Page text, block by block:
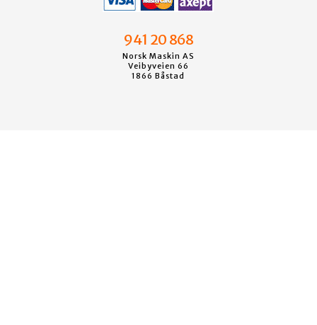
941 20 868
Norsk Maskin AS
Veibyveien 66
1866 Båstad